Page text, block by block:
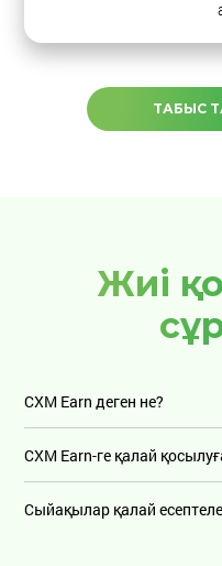
ТАБЫС
Жиі
CXM Earn деген не?
CXM Earn-ге қалай
Сыйақылар қалай